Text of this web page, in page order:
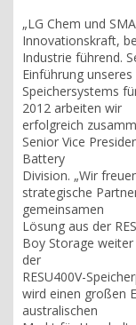
„LG Chem und
Innovationskraft,
Industrie führend.
Einführung
Speichersystems
2012 arbeiten wir
erfolgreich
Senior Vice
Battery
Division. „Wir
strategische
gemeinsamen
Lösung aus der
Boy Storage
der
RESU400V-
wird einen großen
australischen